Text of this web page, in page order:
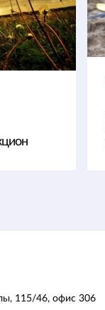
115/46, офис 306